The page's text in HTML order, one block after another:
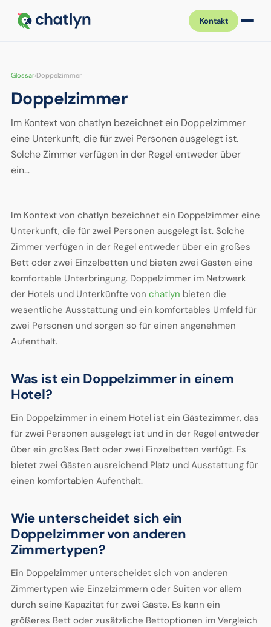
Kontakt
Glossar›Doppelzimmer
Doppelzimmer
Im Kontext von chatlyn bezeichnet ein Doppelzimmer
eine Unterkunft, die für zwei Personen ausgelegt ist.
Solche Zimmer verfügen in der Regel entweder über
ein…
Im Kontext von chatlyn bezeichnet ein Doppelzimmer eine
Unterkunft, die für zwei Personen ausgelegt ist. Solche
Zimmer verfügen in der Regel entweder über ein großes
Bett oder zwei Einzelbetten und bieten zwei Gästen eine
komfortable Unterbringung. Doppelzimmer im Netzwerk
der Hotels und Unterkünfte von chatlyn bieten die
wesentliche Ausstattung und ein komfortables Umfeld für
zwei Personen und sorgen so für einen angenehmen
Aufenthalt.
Was ist ein Doppelzimmer in einem
Hotel?
Ein Doppelzimmer in einem Hotel ist ein Gästezimmer, das
für zwei Personen ausgelegt ist und in der Regel entweder
über ein großes Bett oder zwei Einzelbetten verfügt. Es
bietet zwei Gästen ausreichend Platz und Ausstattung für
einen komfortablen Aufenthalt.
Wie unterscheidet sich ein
Doppelzimmer von anderen
Zimmertypen?
Ein Doppelzimmer unterscheidet sich von anderen
Zimmertypen wie Einzelzimmern oder Suiten vor allem
durch seine Kapazität für zwei Gäste. Es kann ein
größeres Bett oder zusätzliche Bettoptionen im Vergleich